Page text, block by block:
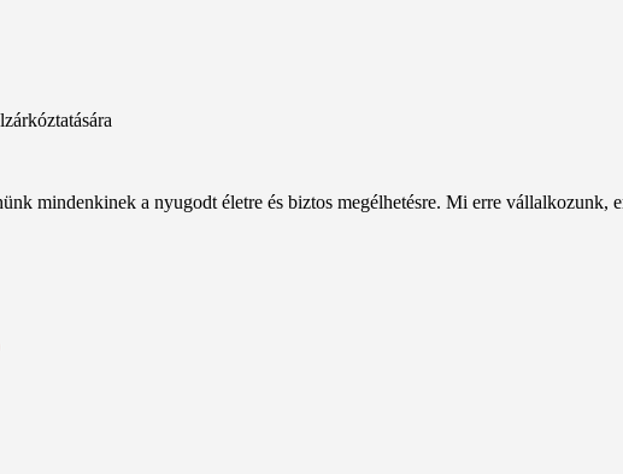
mindenkinek a nyugodt életre és biztos megélhetésre. Mi erre vállalkozunk,